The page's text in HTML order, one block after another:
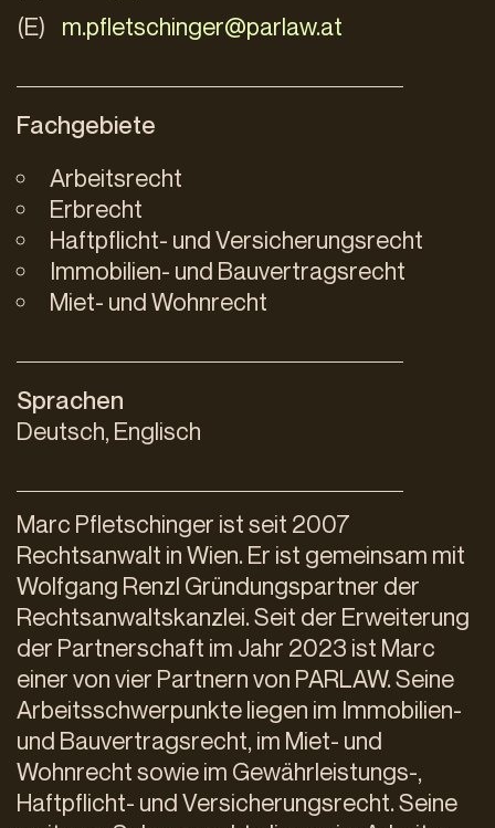
(E)
m.pfletschinger@parlaw.at
Fachgebiete
Arbeitsrecht
Erbrecht
Haftpflicht- und Versicherungsrecht
Immobilien- und Bauvertragsrecht
Miet- und Wohnrecht
Sprachen
Deutsch, Englisch
Marc Pfletschinger ist seit 2007
Rechtsanwalt in Wien. Er ist gemeinsam mit
Wolfgang Renzl Gründungspartner der
Rechtsanwaltskanzlei. Seit der Erweiterung
der Partnerschaft im Jahr 2023 ist Marc
einer von vier Partnern von PARLAW. Seine
Arbeitsschwerpunkte liegen im Immobilien-
und Bauvertragsrecht, im Miet- und
Wohnrecht sowie im Gewährleistungs-,
Haftpflicht- und Versicherungsrecht. Seine